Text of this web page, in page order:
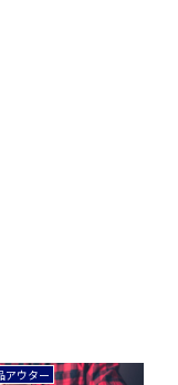
アウター